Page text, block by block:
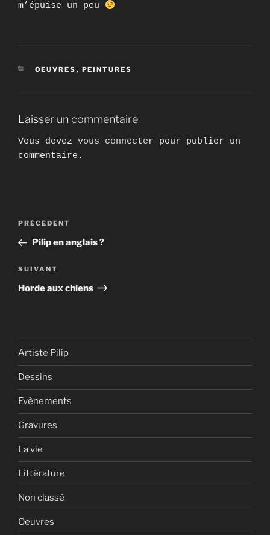
m’épuise un peu
CATÉGORIES
OEUVRES , PEINTURES
Laisser un commentaire
Vous devez vous connecter pour publier un
commentaire.
Navigation
l’article
Article
précédent
PRÉCÉDENT
Pilip en anglais ?
Article
suivant
SUIVANT
Horde aux chiens
Artiste Pilip
Dessins
Evènements
Gravures
La vie
Littérature
Non classé
Oeuvres